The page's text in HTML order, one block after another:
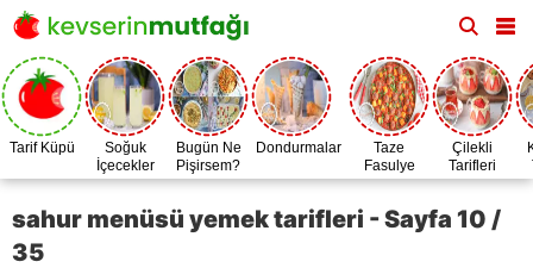
Tarif Küpü
Soğuk
İçecekler
Bugün Ne
Pişirsem?
Dondurmalar
Taze
Fasulye
Zamanı
Çilekli
Tarifleri
sahur menüsü yemek tarifleri - Sayfa 10 /
35